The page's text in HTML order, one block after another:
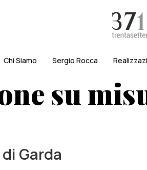
Chi Siamo Sergio Rocca
su
Garda